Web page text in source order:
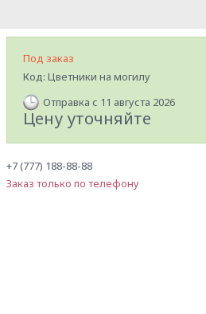
Под заказ
Код: Цветники на могилу
Отправка с 11 августа 2026
Цену уточняйте
+7 (777) 188-88-88
Заказ только по телефону